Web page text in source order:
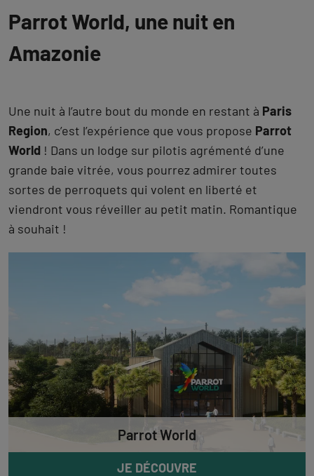
Parrot World, une nuit en
Amazonie
Une nuit à l’autre bout du monde en restant à Paris
Region, c’est l’expérience que vous propose Parrot
World ! Dans un lodge sur pilotis agrémenté d’une
grande baie vitrée, vous pourrez admirer toutes
sortes de perroquets qui volent en liberté et
viendront vous réveiller au petit matin. Romantique
à souhait !
Parrot World
JE DÉCOUVRE